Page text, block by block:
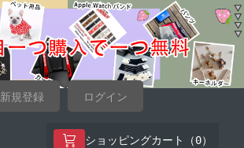
新規登録 ログイン
ショッピングカート（ 0）